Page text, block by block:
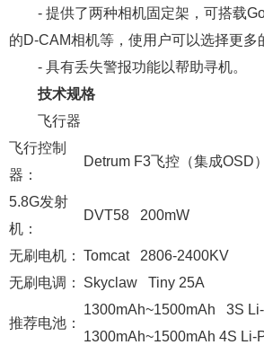
- 提供了两种相机固定架，可搭载
的D-CAM相机等，使用户可以选择更多
- 具有丢失警报功能以帮助寻机。
技术规格
飞行器
飞行控制
器：
Detrum F3飞控（集成OSD）
5.8G发射
机：
DVT58 200mW
无刷电机： Tomcat 2806-2400KV
无刷电调：
Skyclaw Tiny 25A
推荐电池：
1300mAh~1500mAh 3S
1300mAh~1500mAh 4S Li-